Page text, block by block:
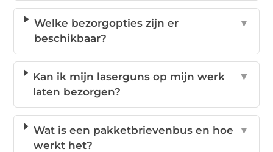
Welke bezorgopties zijn er
beschikbaar?
▼
Kan ik mijn laserguns op mijn werk
laten bezorgen?
▼
Wat is een pakketbrievenbus en hoe
werkt het?
▼